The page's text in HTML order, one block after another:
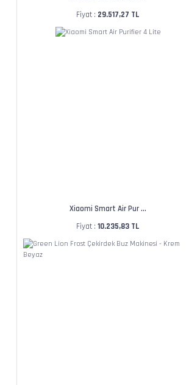
Fiyat : 29.517,27 TL
Xiaomi Smart Air Pur ...
Fiyat : 10.235,83 TL